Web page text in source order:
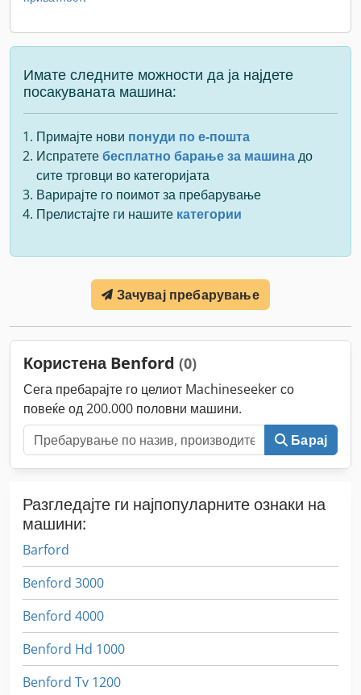
Имате следните можности да ја најдете
посакуваната машина:
Примајте нови понуди по е-пошта
Испратетебесплатно барање за машинадо
сите трговци во категоријата
Варирајте го поимот за пребарување
Прелистајте ги нашите категории
Зачувај пребарување
Користена Benford (0)
Сега пребарајте го целиот Machineseeker со
повеќе од 200.000 половни машини.
Барај
Разгледајте ги најпопуларните ознаки на
машини:
Barford
Benford 3000
Benford 4000
Benford Hd 1000
Benford Tv 1200